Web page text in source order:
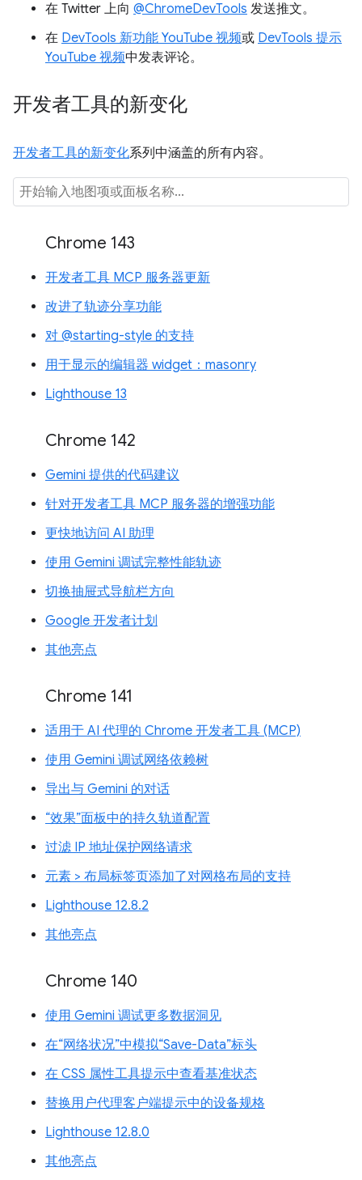
在 Twitter 上向 @ChromeDevTools 发送推文。
在 DevTools 新功能 YouTube 视频或 DevTools 提示
YouTube 视频中发表评论。
开发者工具的新变化
开发者工具的新变化系列中涵盖的所有内容。
Chrome 143
开发者工具 MCP 服务器更新
改进了轨迹分享功能
对 @starting-style 的支持
用于显示的编辑器 widget：masonry
Lighthouse 13
Chrome 142
Gemini 提供的代码建议
针对开发者工具 MCP 服务器的增强功能
更快地访问 AI 助理
使用 Gemini 调试完整性能轨迹
切换抽屉式导航栏方向
Google 开发者计划
其他亮点
Chrome 141
适用于 AI 代理的 Chrome 开发者工具 (MCP)
使用 Gemini 调试网络依赖树
导出与 Gemini 的对话
“效果”面板中的持久轨道配置
过滤 IP 地址保护网络请求
元素 > 布局标签页添加了对网格布局的支持
Lighthouse 12.8.2
其他亮点
Chrome 140
使用 Gemini 调试更多数据洞见
在“网络状况”中模拟“Save-Data”标头
在 CSS 属性工具提示中查看基准状态
替换用户代理客户端提示中的设备规格
Lighthouse 12.8.0
其他亮点